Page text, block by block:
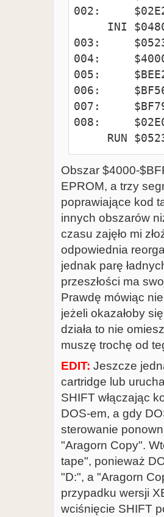
002:
003:
004:
005:
006:
007:
008:
RUN
Obszar $4000-
EPROM, a trzy
poprawiające kod
innych obszarów
czasu zajęło mi
odpowiednia
jednak parę
przeszłości ma
Prawdę mówiąc
jeżeli okazałoby
działa to nie
muszę trochę od
EDIT: Jeszcze
cartridge lub
SHIFT włączając
DOS-em, a gdy
sterowanie
"Aragorn Copy".
tape", ponieważ
"D:", a "Aragorn
przypadku wersji
wciśnięcie SHIFT